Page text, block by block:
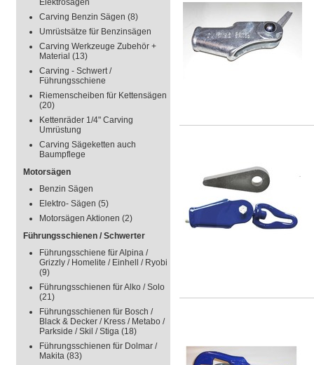
Elektrosägen
Carving Benzin Sägen (8)
Umrüstsätze für Benzinsägen
Carving Werkzeuge Zubehör +
Material (13)
Carving - Schwert /
Führungsschiene
Riemenscheiben für Kettensägen
(20)
Kettenräder 1/4" Carving
Umrüstung
Carving Sägeketten auch
Baumpflege
Motorsägen
Benzin Sägen
Elektro- Sägen (5)
Motorsägen Aktionen (2)
Führungsschienen / Schwerter
Führungsschiene für Alpina /
Grizzly / Homelite / Einhell / Ryobi
(9)
Führungsschienen für Alko / Solo
(21)
Führungsschienen für Bosch /
Black & Decker / Kress / Metabo /
Parkside / Skil / Stiga (18)
Führungsschienen für Dolmar /
Makita (83)